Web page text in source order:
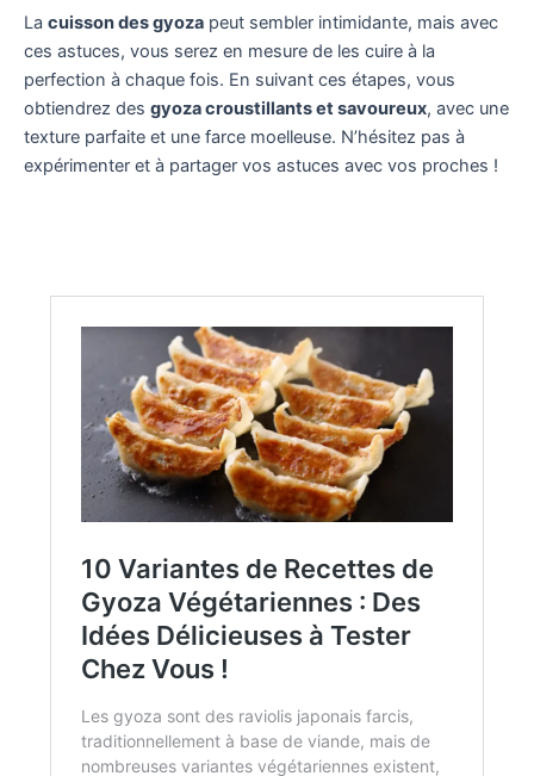
La cuisson des gyoza peut sembler intimidante, mais avec
ces astuces, vous serez en mesure de les cuire à la
perfection à chaque fois. En suivant ces étapes, vous
obtiendrez des gyoza croustillants et savoureux, avec une
texture parfaite et une farce moelleuse. N’hésitez pas à
expérimenter et à partager vos astuces avec vos proches !